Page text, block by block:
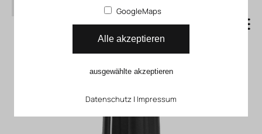
Suchen
Wahlschalter HW-6-38
V38_HW
GoogleMaps
Alle akzeptieren
ausgewählte akzeptieren
Datenschutz | Impressum